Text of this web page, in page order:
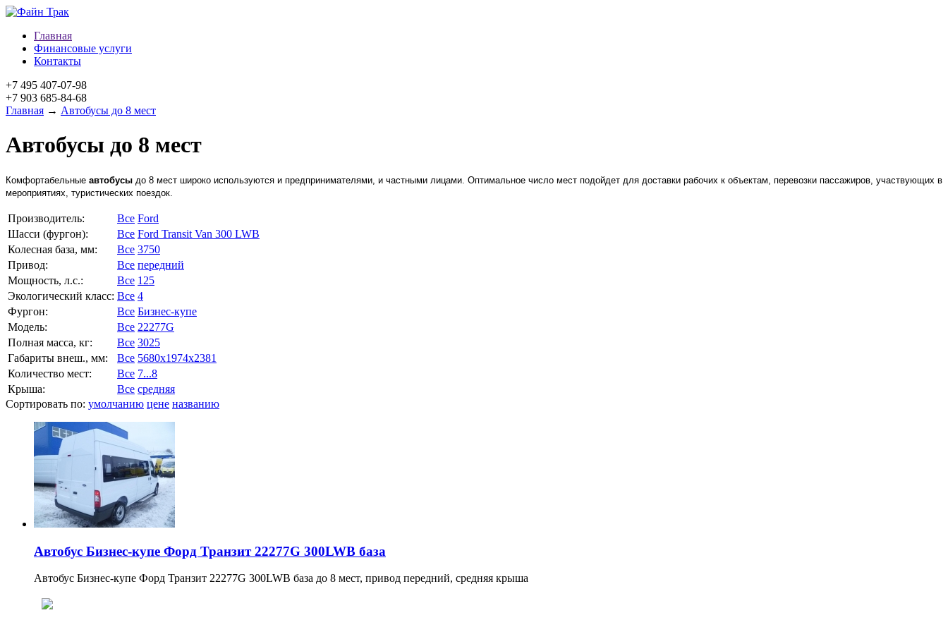
Главная
Финансовые услуги
Контакты
+7 495 407-07-98
+7 903 685-84-68
Главная → Автобусы до 8 мест
Автобусы до 8 мест
Комфортабельные автобусы до 8 мест широко используются и предпринимателями, и частными лицами. Оптимальное число мест подойдет для доставки рабочих к объектам, перевозки пассажиров, участвующих в
мероприятиях, туристических поездок.
Производитель: Все Ford
Шасси (фургон):
Все Ford Transit Van 300 LWB
Колесная база, мм:
Все 3750
Привод:
Все передний
Мощность, л.с.:
Все 125
Экологический класс: Все 4
Фургон:
Все Бизнес-купе
Модель:
Все 22277G
Полная масса, кг:
Все 3025
Габариты внеш., мм:
Все 5680x1974x2381
Количество мест:
Все 7...8
Крыша:
Все средняя
Сортировать по: умолчанию цене названию
Автобус Бизнес-купе Форд Транзит 22277G 300LWB база
Автобус Бизнес-купе Форд Транзит 22277G 300LWB база до 8 мест, привод передний, средняя крыша